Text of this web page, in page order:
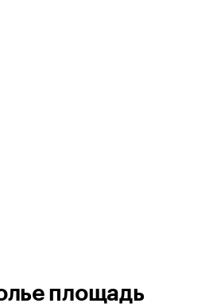
площадь